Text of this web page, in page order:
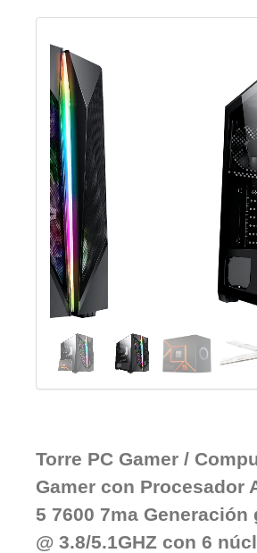
Torre PC Gamer /
Gamer con Procesador
5 7600 7ma Generación
@ 3.8/5.1GHZ con 6